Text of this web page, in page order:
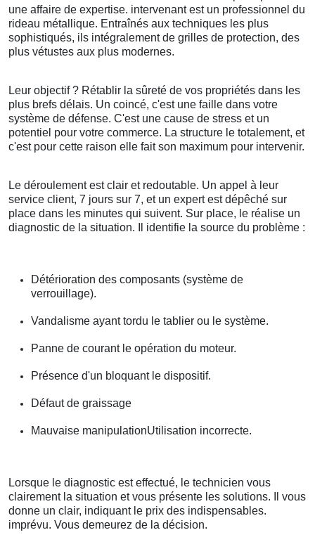
une affaire de expertise. intervenant est un professionnel du
rideau métallique. Entraînés aux techniques les plus
sophistiqués, ils intégralement de grilles de protection, des
plus vétustes aux plus modernes.
Leur objectif ? Rétablir la sûreté de vos propriétés dans les
plus brefs délais. Un coincé, c'est une faille dans votre
système de défense. C'est une cause de stress et un
potentiel pour votre commerce. La structure le totalement, et
c'est pour cette raison elle fait son maximum pour intervenir.
Le déroulement est clair et redoutable. Un appel à leur
service client, 7 jours sur 7, et un expert est dépêché sur
place dans les minutes qui suivent. Sur place, le réalise un
diagnostic de la situation. Il identifie la source du problème :
Détérioration des composants (système de
verrouillage).
Vandalisme ayant tordu le tablier ou le système.
Panne de courant le opération du moteur.
Présence d'un bloquant le dispositif.
Défaut de graissage
Mauvaise manipulationUtilisation incorrecte.
Lorsque le diagnostic est effectué, le technicien vous
clairement la situation et vous présente les solutions. Il vous
donne un clair, indiquant le prix des indispensables.
imprévu. Vous demeurez de la décision.